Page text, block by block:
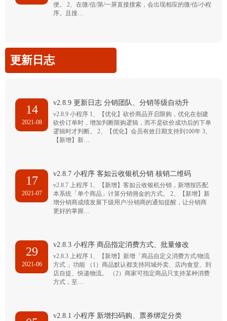
便。 2、在微/信/第/一屏直接搜索，会出现相应的微/信/小程
序。且搜…
更新日志
14
2021-08
v2.8.9 更新日志 分销团队、分销等级自动升
v2.8.9 小程序 1、【优化】砍价商品开启限购，优化在创建
砍价订单时，增加判断限购逻辑，而不是砍价成功后的下单
逻辑时才判断。 2、【优化】会员有效日期支持到100年 3、
【新增】新…
17
2021-07
v2.8.7 小程序 客如云收银机分销 核销二维码
v2.8.7 上程序 1、【新增】客如云收银机分销，新增按匹配
本系统「单个商品」计算分销佣金的方式。 2、【新增】新
增分销商成绩发展下级用户/分销商的通知提醒，让分销商
更好的掌握…
29
2021-06
v2.8.3 小程序 商品指定消费方式、批量修改
v2.8.3 上程序 1、【新增】新增「商品自定义消费方式/物流
方式 」功能 （1）商品默认都支持同城外卖、店内食堂、到
店自提、快递物流。 （2）商家可指定商品只支持某种消费
方式，至…
v2.8.1 小程序 新增扫码购、票券绑定分类